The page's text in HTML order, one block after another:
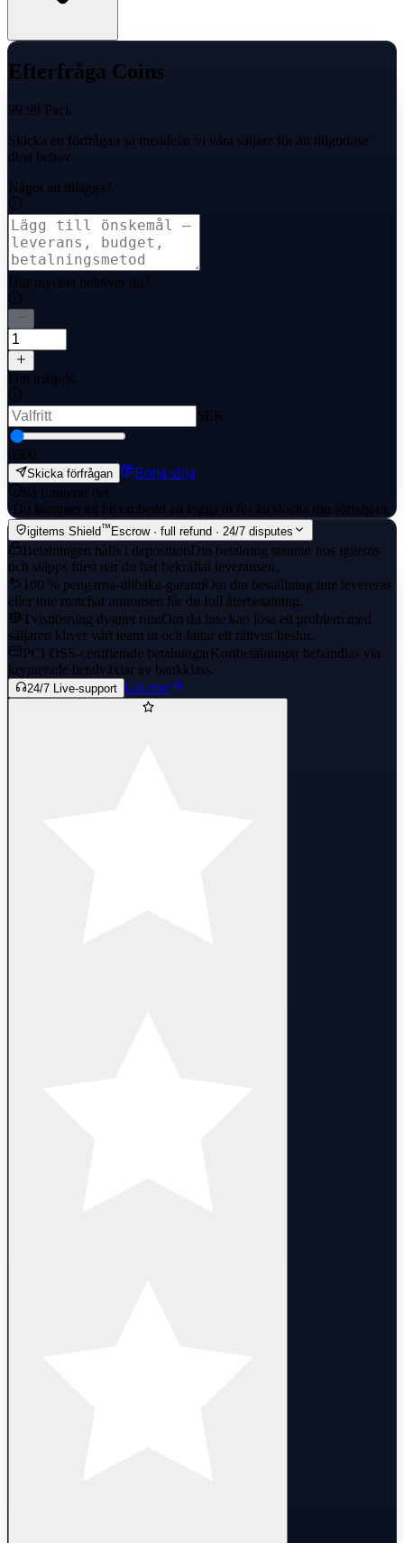
Efterfråga Coins
99.99 Pack
Skicka en förfrågan så meddelar vi våra säljare för att tillgodose
dina behov.
Något att tillägga?
Hur mycket behöver du?
Ditt målpris
SEK
0500
Skicka förfrågan
Börja sälja
Så fungerar det
· Du kommer att bli ombedd att logga in för att skicka din förfrågan.
igitems Shield™ Escrow · full refund · 24/7 disputes
Betalningen hålls i depositionDin betalning stannar hos igitems
och släpps först när du har bekräftat leveransen.
100 % pengarna-tillbaka-garantiOm din beställning inte levereras
eller inte matchar annonsen får du full återbetalning.
Tvistlösning dygnet runtOm du inte kan lösa ett problem med
säljaren kliver vårt team in och fattar ett rättvist beslut.
PCI DSS-certifierade betalningarKortbetalningar behandlas via
krypterade betalväxlar av bankklass.
24/7 Live-support Läs mer